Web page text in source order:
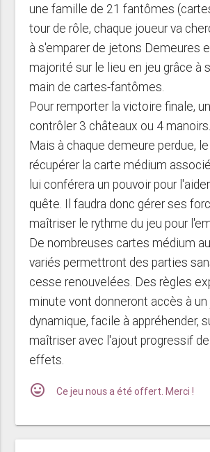
une famille de 21 fantômes
tour de rôle, chaque joueur va
à s'emparer de jetons Demeures
majorité sur le lieu en jeu grâce à
main de cartes-fantômes.
Pour remporter la victoire finale,
contrôler 3 châteaux ou 4 manoirs.
Mais à chaque demeure perdue,
récupérer la carte médium
lui conférera un pouvoir pour
quête. Il faudra donc gérer ses
maîtriser le rythme du jeu pour
De nombreuses cartes médium
variés permettront des parties
cesse renouvelées. Des règles
minute vont donneront accès à un
dynamique, facile à appréhender,
maîtriser avec l'ajout progressif
effets.
mood Ce jeu nous a été offert. Merci !